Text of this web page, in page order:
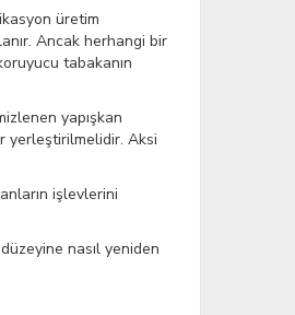
üretim
Ancak herhangi bir
tabakanın
yapışkan
yerleştirilmelidir. Aksi
işlevlerini
nasıl yeniden